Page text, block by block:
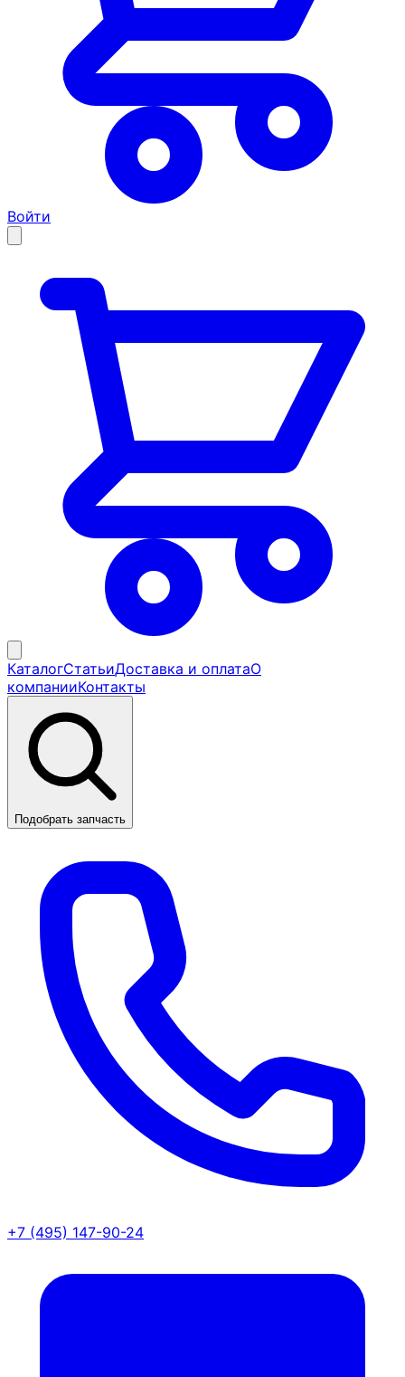
Войти
КаталогСтатьиДоставка и оплатаО
компанииКонтакты
Подобрать запчасть
+7 (495) 147-90-24